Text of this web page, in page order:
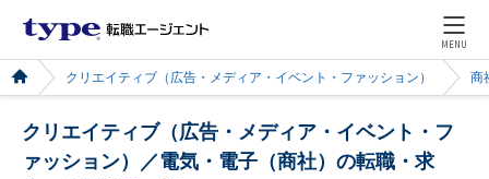
MENU
クリエイティブ（広告・メディア・イベント・ファッション） 商
クリエイティブ（広告・メディア・イベント・フ
ァッション）／電気・電子（商社）の転職・求